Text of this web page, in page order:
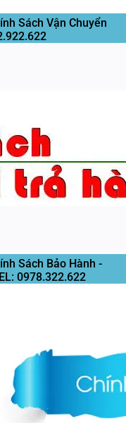
Sách Vận Chuyển
Sách Bảo Hành -
0978.322.622